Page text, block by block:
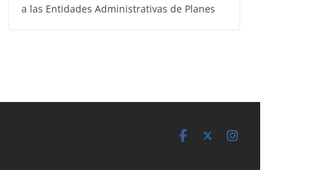
a las Entidades Administrativas de Planes